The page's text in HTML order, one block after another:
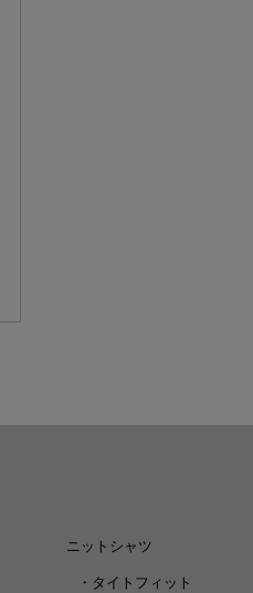
ニットシャツ
・ タイトフィット